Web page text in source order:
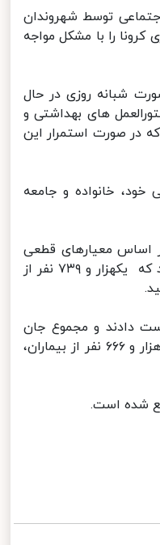
توسط شهروندان
را با مشکل مواجه
شبانه روزی در حال
های بهداشتی و
در صورت استمرار این
خانواده و جامعه
از وزارت بهداشت: از دیروز تا امروز ۲۱ تیر ۱۳۹۹ و بر اساس معیارهای قطعی
تشخیصی، ۲ هزار و ۳۹۷ بیمار جدید مبتلا به کووید۱۹ در کشور شناسایی شد که یکهزار و ۷۳۹ نفر از
کووید۱۹ جان خود را از دست دادند و مجموع جان
باختگان این بیماری به ۱۲ هزار و ۶۳۵ نفر رسید و خوشبختانه تا کنون ۲۱۷ هزار و ۶۶۶ نفر از بیماران،
شده است.